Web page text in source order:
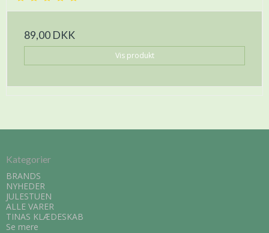
89,00 DKK
Vis produkt
Kategorier
BRANDS
NYHEDER
JULESTUEN
ALLE VARER
TINAS KLÆDESKAB
Se mere